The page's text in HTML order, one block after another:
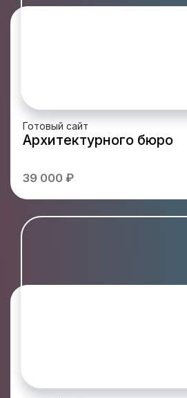
Готовый сайт
Архитектурного бюро
39 000 ₽